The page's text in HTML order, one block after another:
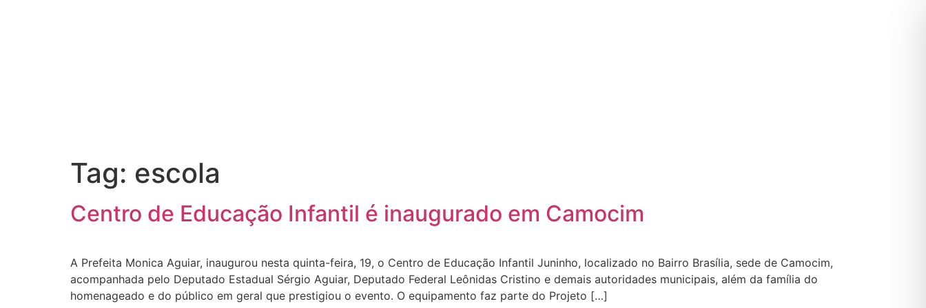
Tag: escola
Centro de Educação Infantil é inaugurado em Camocim
A Prefeita Monica Aguiar, inaugurou nesta quinta-feira, 19, o Centro de Educação Infantil Juninho, localizado no Bairro Brasília, sede de Camocim,
acompanhada pelo Deputado Estadual Sérgio Aguiar, Deputado Federal Leônidas Cristino e demais autoridades municipais, além da família do
homenageado e do público em geral que prestigiou o evento. O equipamento faz parte do Projeto […]